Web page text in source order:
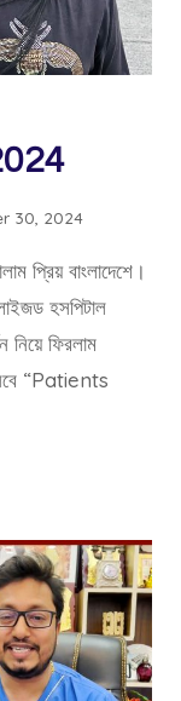
30, 2024
প্রিয় বাংলাদেশে।
হসপিটাল
নিয়ে ফিরলাম
“Patients